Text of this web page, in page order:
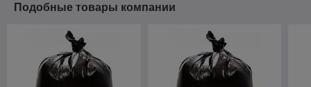
Подобные товары компании